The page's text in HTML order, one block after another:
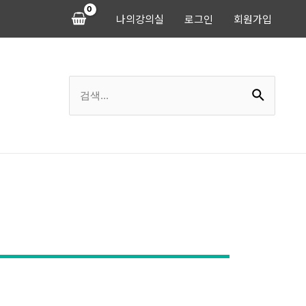
나의강의실 로그인 회원가입